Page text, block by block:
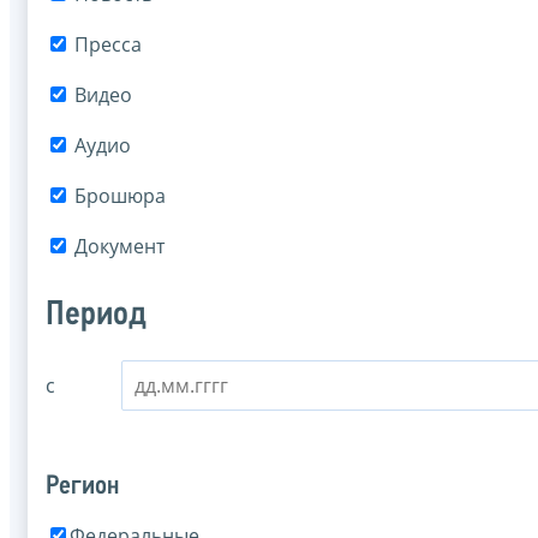
Пресса
Видео
Аудио
Брошюра
Документ
Период
с
Регион